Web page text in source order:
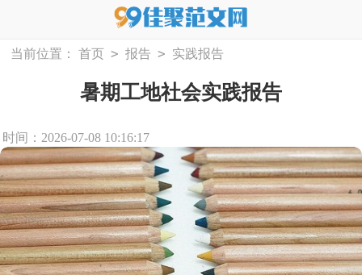
当前位置： 首页 > 报告 > 实践报告
暑期工地社会实践报告
时间：2026-07-08 10:16:17